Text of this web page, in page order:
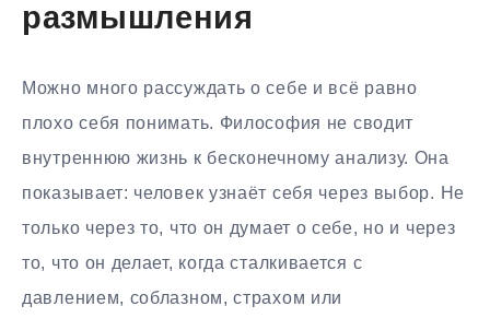
размышления
Можно много рассуждать о себе и всё равно
плохо себя понимать. Философия не сводит
внутреннюю жизнь к бесконечному анализу. Она
показывает: человек узнаёт себя через выбор. Не
только через то, что он думает о себе, но и через
то, что он делает, когда сталкивается с
давлением, соблазном, страхом или